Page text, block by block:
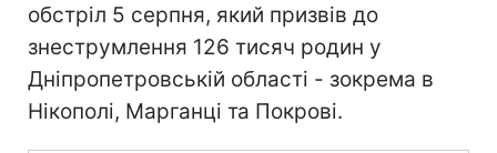
обстріл 5 серпня, який призвів до
знеструмлення 126 тисяч родин у
Дніпропетровській області - зокрема в
Нікополі, Марганці та Покрові.